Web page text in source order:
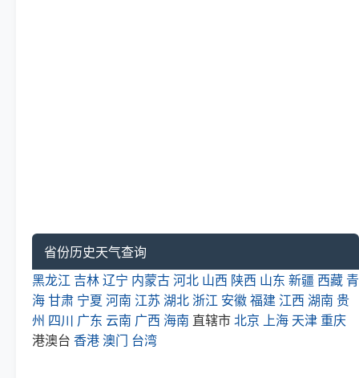
省份历史天气查询
黑龙江 吉林辽宁 内蒙古河北 山西 陕西 山东 新疆 西藏 青
海甘肃 宁夏 河南 江苏 湖北 浙江 安徽福建 江西 湖南 贵
州 四川 广东 云南 广西 海南 直辖市北京 上海 天津 重庆
港澳台 香港澳门 台湾